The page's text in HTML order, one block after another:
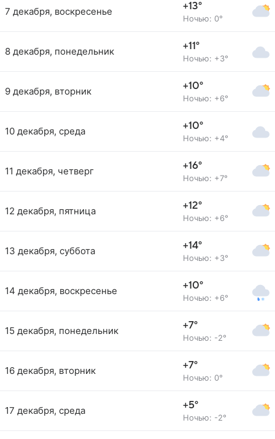
7 декабря, воскресенье +13°
Ночью: 0°
8 декабря, понедельник +11°
Ночью: +3°
9 декабря, вторник +10°
Ночью: +6°
10 декабря, среда +10°
Ночью: +4°
11 декабря, четверг +16°
Ночью: +7°
12 декабря, пятница +12°
Ночью: +6°
13 декабря, суббота +14°
Ночью: +3°
14 декабря, воскресенье +10°
Ночью: +6°
15 декабря, понедельник +7°
Ночью: -2°
16 декабря, вторник +7°
Ночью: 0°
17 декабря, среда +5°
Ночью: -2°